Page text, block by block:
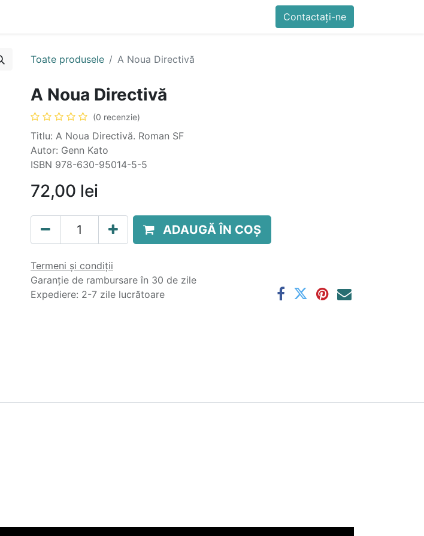
Contactați-ne Generator QR
Contactați-ne
Toate produsele A Noua Directivă
A Noua Directivă
(0 recenzie)
Titlu: A Noua Directivă. Roman SF
Autor: Genn Kato
ISBN 978-630-95014-5-5
72,00 lei
ADAUGĂ ÎN COȘ
Termeni și condiții
Garanție de rambursare în 30 de zile
Expediere: 2-7 zile lucrătoare